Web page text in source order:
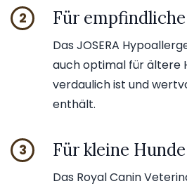
2 Für
Das JOSERA
auch optimal für ältere
verdaulich ist und
enthält.
3 Für kleine Hunde
Das Royal Canin